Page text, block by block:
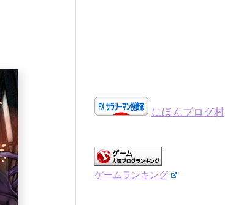
にほんブログ村
ゲームランキング